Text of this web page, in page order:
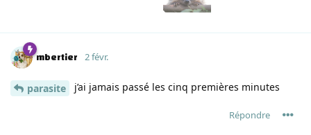
mbertier 2 févr.
parasite j’ai jamais passé les cinq premières minutes
Répondre